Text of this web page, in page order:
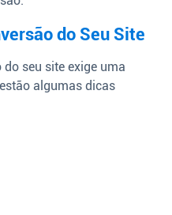
do Seu Site
seu site exige uma
algumas dicas